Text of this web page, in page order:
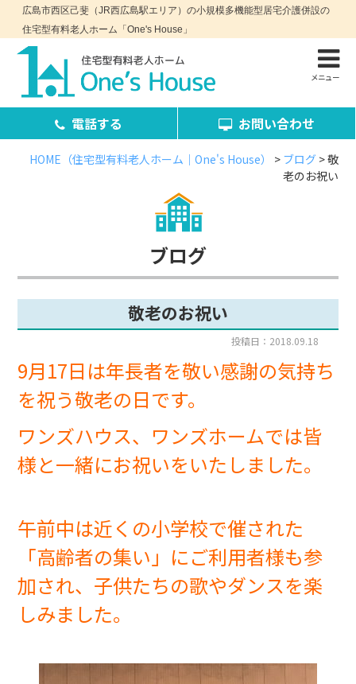
お問い合わせ・資料請求
施設案内
入居までの
ブログ
プライバシーポリシー
サイトマップ
広島市西区己斐（JR西広島駅エリア）の小規模多機能型居宅介護併設の
住宅型有料老人ホーム「One's House」
メニュー
電話する お問い合わせ
HOME（住宅型有料老人ホーム｜One's House） > ブログ>敬
老のお祝い
ブログ
敬老のお祝い
投稿日：2018.09.18
9月17日は年長者を敬い感謝の気持ち
を祝う敬老の日です。
ワンズハウス、ワンズホームでは皆
様と一緒にお祝いをいたしました。
午前中は近くの小学校で催された
「高齢者の集い」にご利用者様も参
加され、子供たちの歌やダンスを楽
しみました。